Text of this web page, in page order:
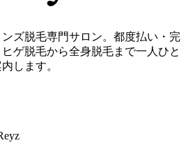
ズ脱毛専門サロン。都度払い・完
ゲ脱毛から全身脱毛まで一人ひと
します。